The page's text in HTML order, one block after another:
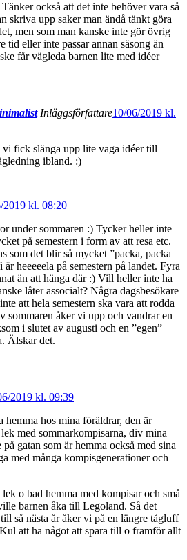
också att det inte behöver vara så
skriva upp saker man ändå tänkt göra
men som man kanske inte gör övrig
tid eller inte passar annan säsong än
får vägleda barnen lite med idéer
Inläggsförfattare10/06/2019 kl.
vi fick slänga upp lite vaga idéer till
ibland. :)
2019 kl. 08:20
under sommaren :) Tycker heller inte
på semestern i form av att resa etc.
som det blir så mycket ”packa, packa
heeeeela på semestern på landet. Fyra
än att hänga där :) Vill heller inte ha
låter associalt? Några dagsbesökare
att hela semestern ska vara att rodda
sommaren åker vi upp och vandrar en
i slutet av augusti och en ”egen”
Älskar det.
2019 kl. 09:39
hemma hos mina föräldrar, den är
med sommarkompisarna, div mina
gatan som är hemma också med sina
med många kompisgenerationer och
lek o bad hemma med kompisar och små
barnen åka till Legoland. Så det
så nästa år åker vi på en längre tågluff
att ha något att spara till o framför allt